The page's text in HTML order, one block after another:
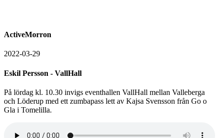
ActiveMorron
2022-03-29
Eskil Persson - VallHall
På lördag kl. 10.30 invigs eventhallen VallHall mellan Valleberga
och Löderup med ett zumbapass lett av Kajsa Svensson från Go o
Gla i Tomelilla.